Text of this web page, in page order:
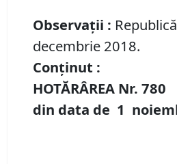
Observații :
decembrie 2018.
Conținut :
HOTĂRÂREA Nr. 780
din data de 1